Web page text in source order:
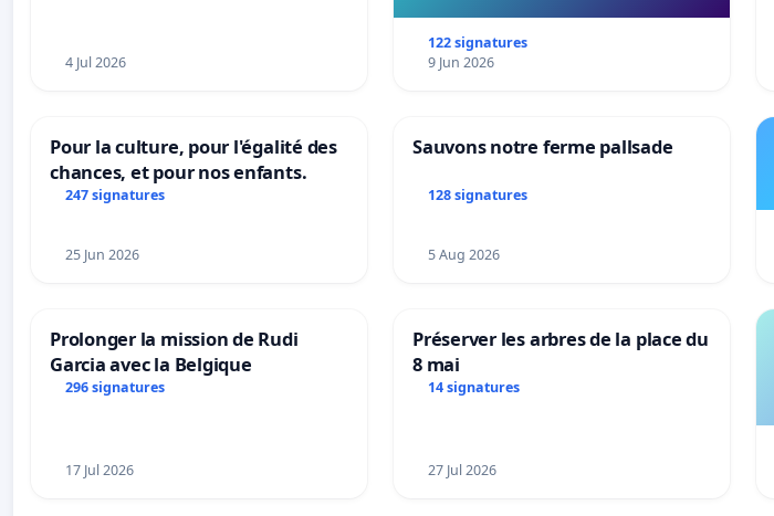
4 Jul 2026
122 signatures
9 Jun 2026
Pour la culture, pour l'égalité des
chances, et pour nos enfants.
247 signatures
25 Jun 2026
Sauvons notre ferme pallsade
128 signatures
5 Aug 2026
Prolonger la mission de Rudi
Garcia avec la Belgique
296 signatures
17 Jul 2026
Préserver les arbres de la place du
8 mai
14 signatures
27 Jul 2026